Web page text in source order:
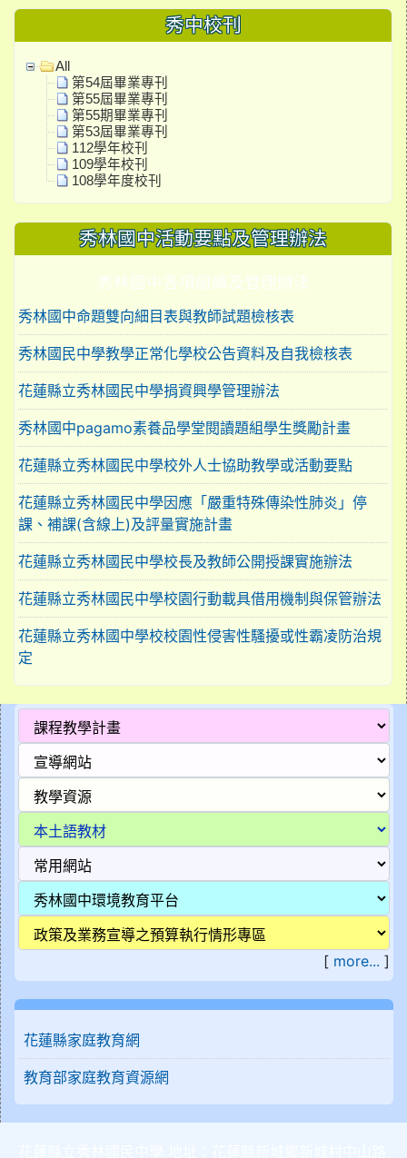
秀中校刊
All
第54屆畢業專刊
第55屆畢業專刊
第55期畢業專刊
第53屆畢業專刊
112學年校刊
109學年校刊
108學年度校刊
秀林國中活動要點及管理辦法
秀林國中各項組織及管理辦法
秀林國中命題雙向細目表與教師試題檢核表
秀林國民中學教學正常化學校公告資料及自我檢核表
花蓮縣立秀林國民中學捐資興學管理辦法
秀林國中pagamo素養品學堂閱讀題組學生獎勵計畫
花蓮縣立秀林國民中學校外人士協助教學或活動要點
花蓮縣立秀林國民中學因應「嚴重特殊傳染性肺炎」停
課、補課(含線上)及評量實施計畫
花蓮縣立秀林國民中學校長及教師公開授課實施辦法
花蓮縣立秀林國民中學校園行動載具借用機制與保管辦法
花蓮縣立秀林國中學校校園性侵害性騷擾或性霸凌防治規
定
[ more... ]
花蓮縣家庭教育網
教育部家庭教育資源網